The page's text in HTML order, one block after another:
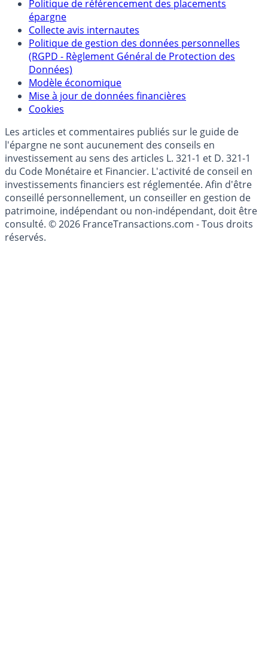
Qui sommes-nous ?
Politique de référencement des placements
épargne
Collecte avis internautes
Politique de gestion des données personnelles
(RGPD - Règlement Général de Protection des
Données)
Modèle économique
Cookies
Les articles et commentaires publiés sur le guide de
l'épargne ne sont aucunement des conseils en
investissement au sens des articles L. 321-1 et D. 321-1
du Code Monétaire et Financier. L'activité de conseil en
investissements financiers est réglementée. Afin d'être
conseillé personnellement, un conseiller en gestion de
patrimoine, indépendant ou non-indépendant, doit être